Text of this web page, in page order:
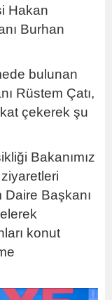
Hakan
Burhan
bulunan
Rüstem Çatı,
çekerek şu
Bakanımız
Başkanı
konut